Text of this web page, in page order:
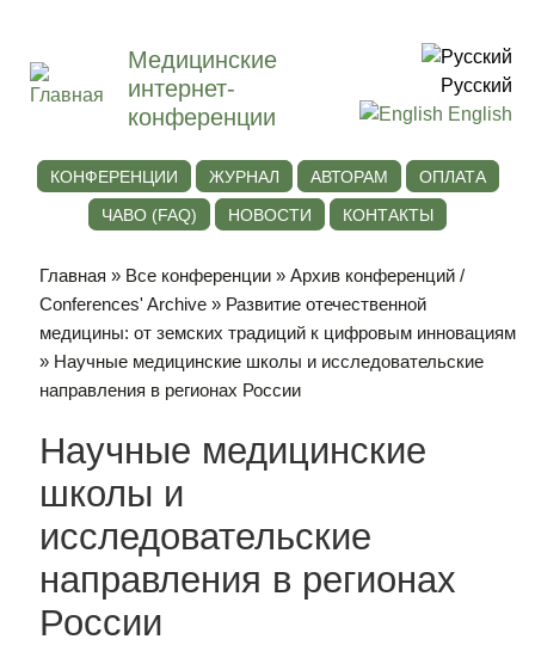
Медицинские
интернет-
конференции
Русский
English
КОНФЕРЕНЦИИ ЖУРНАЛ АВТОРАМ
ОПЛАТА
ЧАВО (FAQ)
НОВОСТИ КОНТАКТЫ
Главная » Все конференции »Архив конференций /
Conferences' Archive » Развитие отечественной
медицины: от земских традиций к цифровым инновациям
» Научные медицинские школы и исследовательские
направления в регионах России
Научные медицинские
школы и
исследовательские
направления в регионах
России